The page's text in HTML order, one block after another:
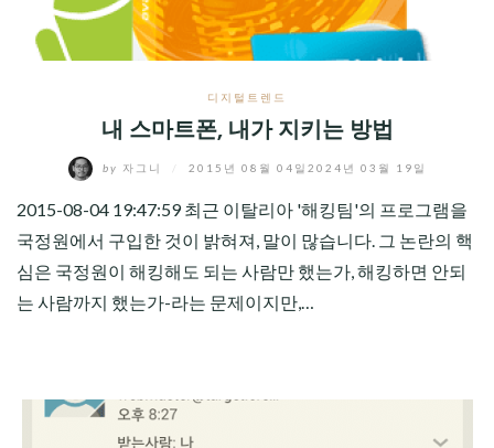
디지털트렌드
내 스마트폰, 내가 지키는 방법
by 자그니 2015년 08월 04일 2024년 03월 19일
2015-08-04 19:47:59 최근 이탈리아 '해킹팀'의 프로그램을
국정원에서 구입한 것이 밝혀져, 말이 많습니다. 그 논란의 핵
심은 국정원이 해킹해도 되는 사람만 했는가, 해킹하면 안되
는 사람까지 했는가-라는 문제이지만,…